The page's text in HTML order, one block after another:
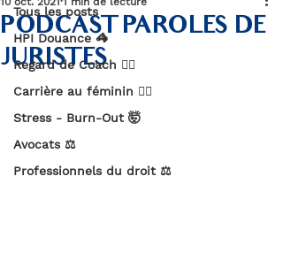
Tous les posts
HPI Douance 🦓
Regard de Coach 🧏‍♀️
Carrière au féminin 🙋‍♀️
Stress - Burn-Out 🤯
Avocats ⚖️
Professionnels du droit ⚖️
PODCAST PAROLES DE
JURISTES